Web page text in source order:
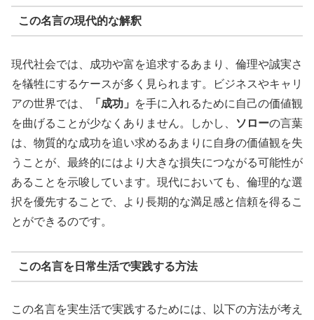
この名言の現代的な解釈
現代社会では、成功や富を追求するあまり、倫理や誠実さ
を犠牲にするケースが多く見られます。ビジネスやキャリ
アの世界では、
「成功」
を手に入れるために自己の価値観
を曲げることが少なくありません。しかし、
ソローの言葉
は、物質的な成功を追い求めるあまりに自身の価値観を失
うことが、最終的にはより大きな損失につながる可能性が
あることを示唆しています。現代においても、倫理的な選
択を優先することで、より長期的な満足感と信頼を得るこ
とができるのです。
この名言を日常生活で実践する方法
この名言を実生活で実践するためには、以下の方法が考え